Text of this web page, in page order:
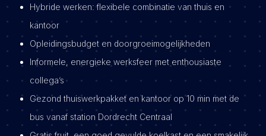
Hybride werken: flexibele combinatie van thuis en
kantoor
Opleidingsbudget en doorgroeimogelijkheden
Informele, energieke werksfeer met enthousiaste
collega’s
Gezond thuiswerkpakket en kantoor op 10 min met de
bus vanaf station Dordrecht Centraal